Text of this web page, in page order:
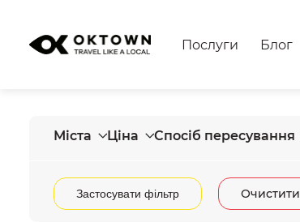
Послуги Блог
Міста Ціна Спосіб пересування
Застосувати фільтр Очистити